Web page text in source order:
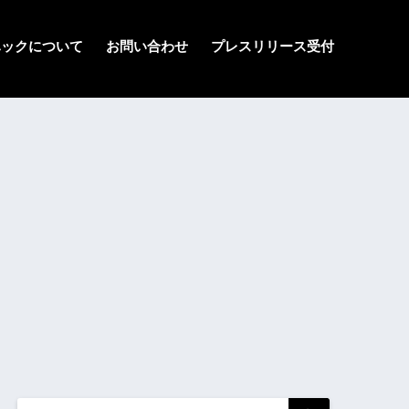
クについて お問い合わせ プレスリリース受付